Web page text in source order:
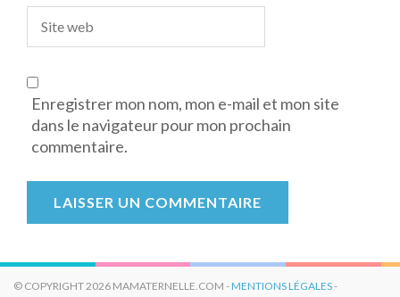
Enregistrer mon nom, mon e-mail et mon site
dans le navigateur pour mon prochain
commentaire.
© COPYRIGHT 2026 MAMATERNELLE.COM -MENTIONS LÉGALES-